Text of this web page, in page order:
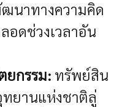
นาทางความคิด
อดช่วงเวลาอัน
ยกรรม: ทรัพย์สิน
ยานแห่งชาติลู่